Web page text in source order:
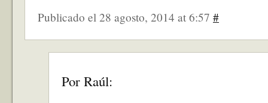
Publicado el 28 agosto, 2014 at 6:57 #
Por Raúl: